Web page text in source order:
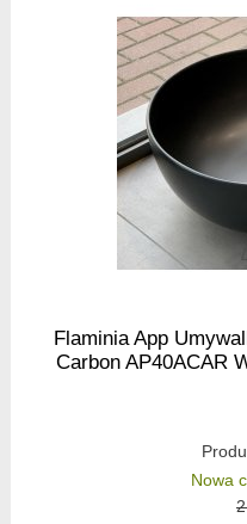
Flaminia App
Carbon AP40ACAR
Nowa